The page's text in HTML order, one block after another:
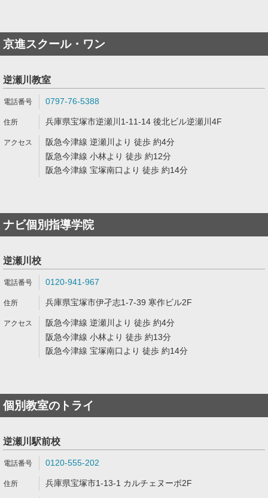
京進スクール・ワン
逆瀬川教室
0797-76-5388
兵庫県宝塚市逆瀬川1-11-14 後北ビル逆瀬川4F
阪急今津線 逆瀬川より 徒歩 約4分
阪急今津線 小林より 徒歩 約12分
阪急今津線 宝塚南口より 徒歩 約14分
ナビ個別指導学院
逆瀬川校
0120-941-967
兵庫県宝塚市伊孑志1-7-39 寒作ビル2F
阪急今津線 逆瀬川より 徒歩 約4分
阪急今津線 小林より 徒歩 約13分
阪急今津線 宝塚南口より 徒歩 約14分
個別教室のトライ
逆瀬川駅前校
0120-555-202
兵庫県宝塚市1-13-1 カルチェヌーボ2F